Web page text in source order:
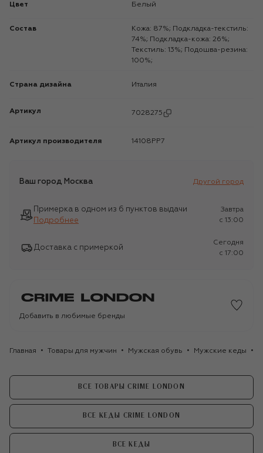
Цвет Белый
Состав
Кожа: 87%; Подкладка-текстиль:
74%; Подкладка-кожа: 26%;
Текстиль: 13%; Подошва-резина:
100%;
Страна дизайна Италия
Артикул 7028275
Артикул производителя 14108PP7
Ваш город Москва Другой город
Примерка в одном из 6 пунктов выдачи
Подробнее
Завтра
c 13:00
Доставка с примеркой
Сегодня
c 17:00
Добавить в любимые бренды
Главная Товары для мужчин Мужская обувь Мужские кеды
ВСЕ ТОВАРЫ CRIME LONDON
ВСЕ КЕДЫ CRIME LONDON
ВСЕ КЕДЫ